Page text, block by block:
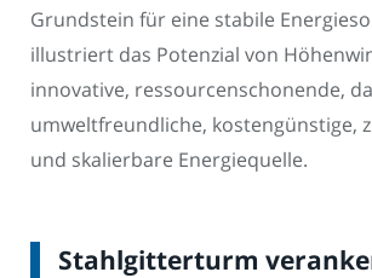
Grundstein für eine stabile
illustriert das Potenzial von
innovative, ressourcenschonende,
umweltfreundliche, kostengünstige,
und skalierbare Energiequelle.
Stahlgitterturm